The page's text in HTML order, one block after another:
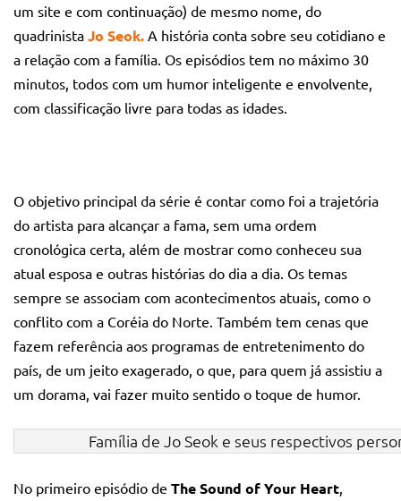
um site e com continuação) de mesmo nome, do
quadrinista Jo Seok. A história conta sobre seu cotidiano e
a relação com a família. Os episódios tem no máximo 30
minutos, todos com um humor inteligente e envolvente,
com classificação livre para todas as idades.
O objetivo principal da série é contar como foi a trajetória
do artista para alcançar a fama, sem uma ordem
cronológica certa, além de mostrar como conheceu sua
atual esposa e outras histórias do dia a dia. Os temas
sempre se associam com acontecimentos atuais, como o
conflito com a Coréia do Norte. Também tem cenas que
fazem referência aos programas de entretenimento do
país, de um jeito exagerado, o que, para quem já assistiu a
um dorama, vai fazer muito sentido o toque de humor.
Família de Jo Seok e seus respectivos
No primeiro episódio de The Sound of Your Heart